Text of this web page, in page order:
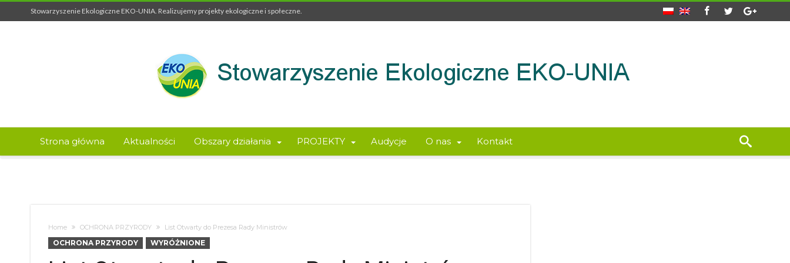
Stowarzyszenie Ekologiczne EKO-UNIA. Realizujemy projekty ekologiczne i społeczne.
Strona główna Aktualności Obszary działania PROJEKTY Audycje O nas Kontakt
Home OCHRONA PRZYRODY List Otwarty do Prezesa Rady Ministrów
OCHRONA PRZYRODY WYRÓŻNIONE